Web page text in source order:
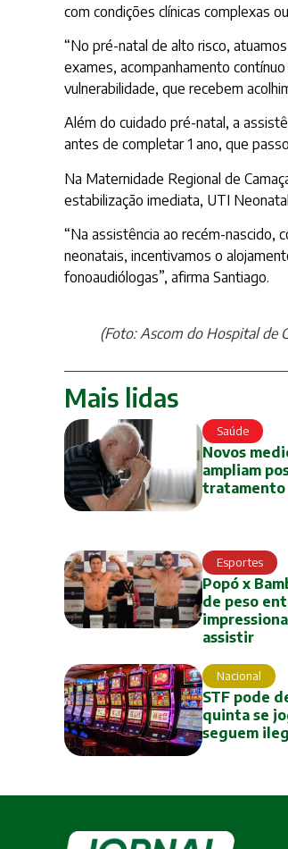
com condições clínicas complexas
“No pré-natal de alto risco,
exames, acompanhamento
vulnerabilidade, que recebem
Além do cuidado pré-natal, a
antes de completar 1 ano, que
Na Maternidade Regional de
estabilização imediata, UTI
“Na assistência ao recém-nascido,
neonatais, incentivamos o
fonoaudiólogas”, afirma Santiago.
(Foto: Ascom do Hospital de
Mais lidas
Saúde
Novos
ampliam
tratamento
Esportes
Popó x
de peso
assistir
Nacional
STF pode
quinta se
seguem